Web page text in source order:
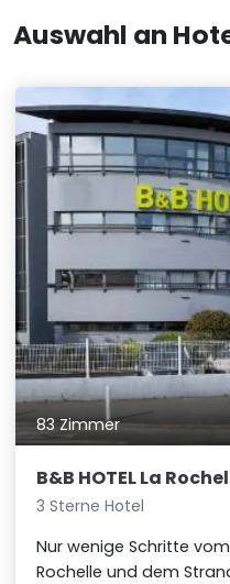
Auswahl an
83 Zimmer
B&B HOTEL La
3 Sterne Hotel
Nur wenige Schritte
Rochelle und dem